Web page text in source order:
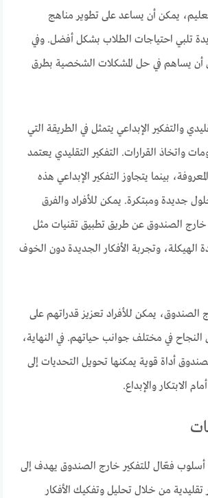
يمكن أن يساعد على تطوير مناهج
تلبي احتياجات الطلاب بشكل أفضل. وفي
أن يساهم في حل المشكلات الشخصية بطرق
والتفكير الإبداعي يتمثل في الطريقة التي
واتخاذ القرارات. التفكير التقليدي يعتمد
بينما يتجاوز التفكير الإبداعي هذه
جديدة ومبتكرة. يمكن للأفراد والفرق
خارج الصندوق عن طريق تطبيق تقنيات مثل
الهيكلة، وتجربة الأفكار الجديدة دون الخوف
الصندوق، يمكن للأفراد تعزيز قدراتهم على
في مختلف جوانب حياتهم. في النهاية،
أداة قوية يمكنها تحويل التحديات إلى
الابتكار والإبداع.
فعّال للتفكير خارج الصندوق يهدف إلى
من خلال تحليل وتفكيك الأفكار